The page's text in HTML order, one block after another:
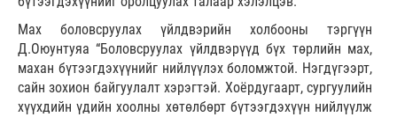
Мах боловсруулах үйлдвэрийн холбооны тэргүүн
Д.Оюунтуяа “Боловсруулах үйлдвэрүүд бүх төрлийн мах,
махан бүтээгдэхүүнийг нийлүүлэх боломжтой. Нэгдүгээрт,
сайн зохион байгуулалт хэрэгтэй. Хоёрдугаарт, сургуулийн
хүүхдийн үдийн хоолны хөтөлбөрт бүтээгдэхүүн нийлүүлж